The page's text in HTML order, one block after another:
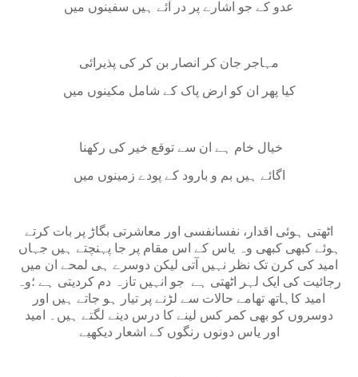
عدو کے جو اشارے پر در آئے ہیں سفینوں میں
مہاجر جان کر انصار بن کر کی پذیرائی
کیا پھر ان کو ارض پاک کے شامل مکینوں میں
خیال خام ہے ان سے توقع خیر کی رکھنا
اگائے ہیں بم و بارود کے پودے زمینوں میں
اٹھتی ہوئی اقدار، نفسانفسی اور معاشرتی بگاڑ پر بات کرتے
ہوئے کبھی کبھی وہ یاس کے اس مقام پر جا پہنچتے ہیں جہاں
امید کی کرن تک نظر نہیں آتی لیکن دوسرے ہی لمحے ان میں
رجائیت کی ایک لہر اٹھتی ہے جو انہیں تازہ دم کردیتی ہے ؛وہ
امید کاہاتھ تھامے حالات سے لڑنے پر تیار ہو جاتے ہیں اور
دوسروں کو بھی کمر کس لینے کا درس دینے لگتے ہیں۔ امید
اور یاس دونوں رنگوں کے اشعار دیکھیے